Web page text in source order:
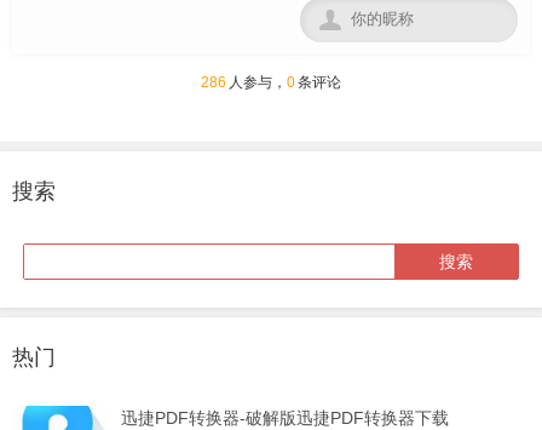

286 人参与， 0条评论
搜索
热门
迅捷PDF转换器-破解版迅捷PDF转换器下载